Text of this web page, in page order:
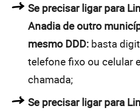
Se precisar ligar para
Anadia de outro
mesmo DDD: basta
telefone fixo ou celular
chamada;
Se precisar ligar para